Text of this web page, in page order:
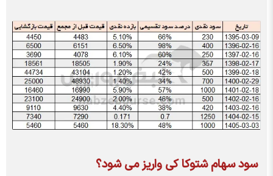
سود سهام شتوکا کی واریز می شود؟